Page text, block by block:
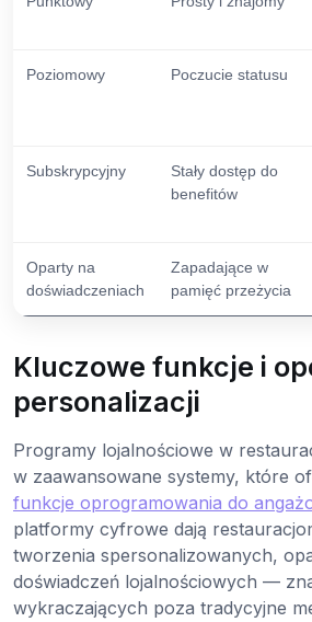
Poziomowy Poczucie statusu
Subskrypcyjny
Stały dostęp do
benefitów
Oparty na
doświadczeniach
Zapadające w
pamięć przeżycia
Kluczowe funkcje i
personalizacji
Programy lojalnościowe w
w zaawansowane systemy, które
funkcje oprogramowania do
platformy cyfrowe dają
tworzenia spersonalizowanych,
doświadczeń lojalnościowych —
wykraczających poza tradycyjne